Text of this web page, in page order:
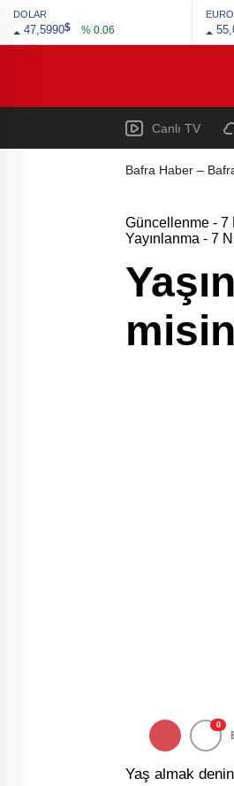
DOLAR
47,5990$ % 0.06
EURO
Canlı TV
Bafra Haber –
Güncellenme - 7
Yayınlanma - 7
0
Yaş almak